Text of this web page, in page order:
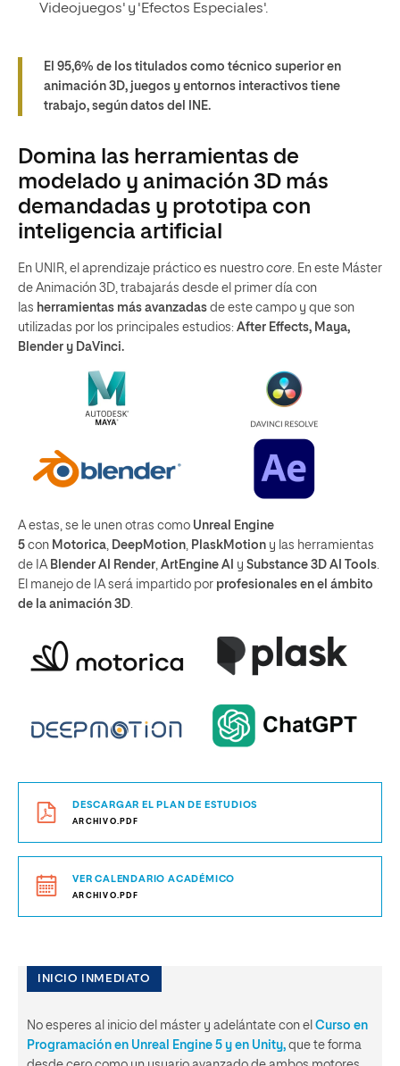
Videojuegos' y 'Efectos Especiales'.
El 95,6% de los titulados como técnico superior en
animación 3D, juegos y entornos interactivos tiene
trabajo, según datos del INE.
Domina las herramientas de
modelado y animación 3D más
demandadas y prototipa con
inteligencia artificial
En UNIR, el aprendizaje práctico es nuestro core. En este Máster
de Animación 3D, trabajarás desde el primer día con
las herramientas más avanzadas de este campo y que son
utilizadas por los principales estudios: After Effects, Maya,
Blender y DaVinci.
A estas, se le unen otras como Unreal Engine
5 con Motorica, DeepMotion, PlaskMotion y las herramientas
de IA Blender AI Render, ArtEngine AI y Substance 3D AI Tools.
El manejo de IA será impartido por profesionales en el ámbito
de la animación 3D.
DESCARGAR EL PLAN DE ESTUDIOS
ARCHIVO.PDF
VER CALENDARIO ACADÉMICO
ARCHIVO.PDF
INICIO INMEDIATO
No esperes al inicio del máster y adelántate con el Curso en
Programación en Unreal Engine 5 y en Unity, que te forma